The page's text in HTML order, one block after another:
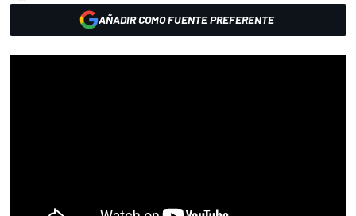
AÑADIR COMO FUENTE PREFERENTE